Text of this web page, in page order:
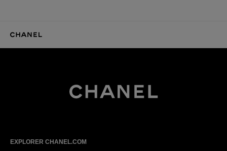
EXPLORER CHANEL.COM